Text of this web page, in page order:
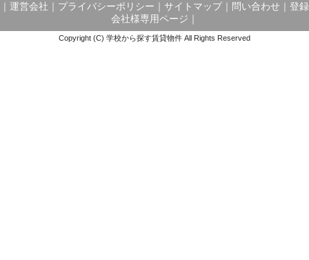
運営会社 プライバシーポリシー サイトマップ｜ 問い合わせ
登録
会社様専用ページ
Copyright (C) 学校から探す賃貸物件 All Rights Reserved